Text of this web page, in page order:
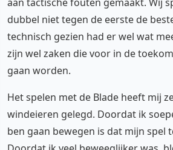
dubbel niet tegen de eerste de
technisch gezien had er wel wat
zijn wel zaken die voor in de
gaan worden.
Het spelen met de Blade heeft mij
windeieren gelegd. Doordat ik
ben gaan bewegen is dat mijn spel